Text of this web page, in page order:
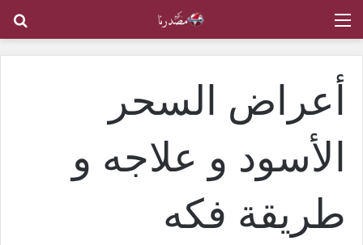
القائمة
أعراض السحر
الأسود و علاجه و
طريقة فكه